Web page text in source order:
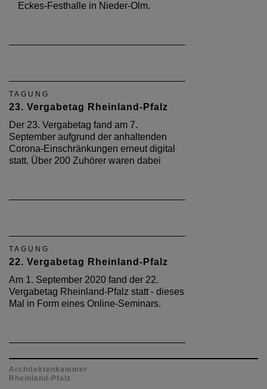
Eckes-Festhalle in Nieder-Olm.
TAGUNG
23. Vergabetag Rheinland-Pfalz
Der 23. Vergabetag fand am 7.
September aufgrund der anhaltenden
Corona-Einschränkungen erneut digital
statt. Über 200 Zuhörer waren dabei
TAGUNG
22. Vergabetag Rheinland-Pfalz
Am 1. September 2020 fand der 22.
Vergabetag Rheinland-Pfalz statt - dieses
Mal in Form eines Online-Seminars.
Architektenkammer
Rheinland-Pfalz